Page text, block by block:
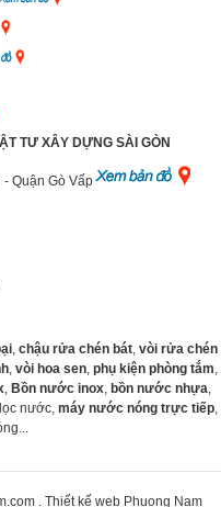
TƯ XÂY DỰNG SÀI GÒN
Quận Gò Vấp
, chậu rửa chén bát, vòi rửa chén
, vòi hoa sen, phụ kiện phòng tắm,
, Bồn nước inox, bồn nước nhựa,
nước, máy nước nóng trực tiếp,
. Thiết kế web Phuong Nam